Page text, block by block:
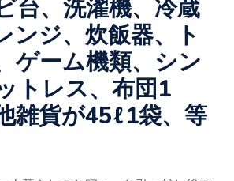
台、洗濯機、冷蔵
ンジ、炊飯器、ト
ゲーム機類、シン
トレス、布団1
雑貨が45ℓ1袋、等